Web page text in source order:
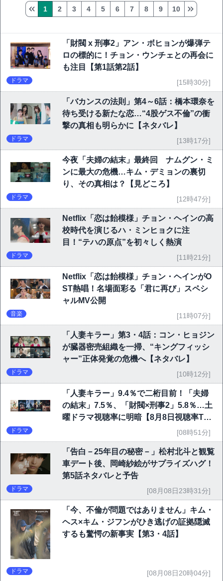
1 2 3 4 5 6 7 8 9 10
「財閥 x 刑事2」アン・ボヒョンが爆弾テ
ロの標的に！チョン・ウンチェとの再会に
も注目【第1話第2話】
ドラマ [15時30分]
「バカンスの法則」第4～6話：橋本環奈を
待ち受ける新たな恋…“4股ゲス不倫”の衝
撃の真相も明らかに【ネタバレ】
ドラマ [13時17分]
今夜「夫婦の結末」最終回 ナムグン・ミ
ンに最大の危機…キム・デミョンの裏切
り、その真相は？【見どころ】
ドラマ [12時47分]
Netflix「恋は飴模様」チョン・ヘインの高
校時代を演じるハ・ミンヒョクに注
目！“テハの原点”を初々しく熱演
ドラマ [11時21分]
Netflix「恋は飴模様」チョン・ヘインがO
ST熱唱！名場面彩る「君に再び」スペシ
ャルMV公開
音楽 [11時07分]
「人妻キラー」第3・4話：コン・ヒョジン
が臓器密売組織を一掃、“キングフィッシ
ャー”正体発覚の危機へ【ネタバレ】
ドラマ [10時12分]
「人妻キラー」9.4％で二桁目前！「夫婦
の結末」7.5％、「財閥×刑事2」5.8％…土
曜ドラマ視聴率に明暗【8月8日視聴率TO
ドラマ [08時51分]
「告白－25年目の秘密－」松村北斗と観覧
車デート後、岡崎紗絵がサプライズハグ！
第5話ネタバレと予告
ドラマ [08月08日23時31分]
「今、不倫が問題ではありません」キム・
ヘス×キム・ジフンがひき逃げの証拠隠滅
するも驚愕の新事実【第3・4話】
ドラマ [08月08日20時04分]